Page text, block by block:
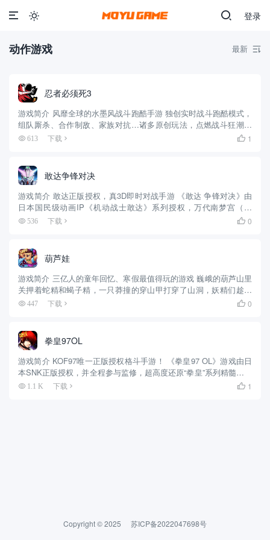
登录

动作游戏 最新 
忍者必须死3
游戏简介 风靡全球的水墨风战斗跑酷手游 独创实时战斗跑酷模式，
组队厮杀、合作制敌、家族对抗…诸多原创玩法，点燃战斗狂潮。
多样化游戏体验，对战BOSS、空中决斗、限时逃脱、切水果…每一
613 下载  1
敢达争锋对决
游戏简介 敢达正版授权，真3D即时对战手游 《敢达 争锋对决》由
日本国民级动画IP《机动战士敢达》系列授权，万代南梦宫（上
海）和恺英网络联合打造的正版敢达动作对战手游。游戏拥有对战
536 下载  0
葫芦娃
游戏简介 三亿人的童年回忆、寒假最值得玩的游戏 巍峨的葫芦山里
关押着蛇精和蝎子精，一只莽撞的穿山甲打穿了山洞，妖精们趁机
逃出山洞，为祸人间。只有七彩葫芦，可以消灭妖精，还世间一片
447 下载  0
拳皇97OL
游戏简介 KOF97唯一正版授权格斗手游！ 《拳皇97 OL》游戏由日
本SNK正版授权，并全程参与监修，超高度还原“拳皇”系列精髓，数
十位拳皇角色轮番登场，唤醒童年热血情怀；多套技能组合开启感
1.1 K 下载  1
Copyright © 2025 苏ICP备2022047698号